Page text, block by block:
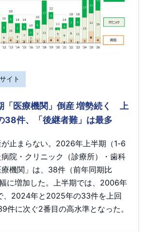
イト
「医療機関」倒産 増勢続く 上
38件、「後継者難」は最多
止まらない。2026年上半期（1-6
院・クリニック（診療所）・歯科
機関」は、38件（前年同期比
に増加した。上半期では、2006年
、2024年と2025年の33件を上回
件に次ぐ2番目の高水準となった。